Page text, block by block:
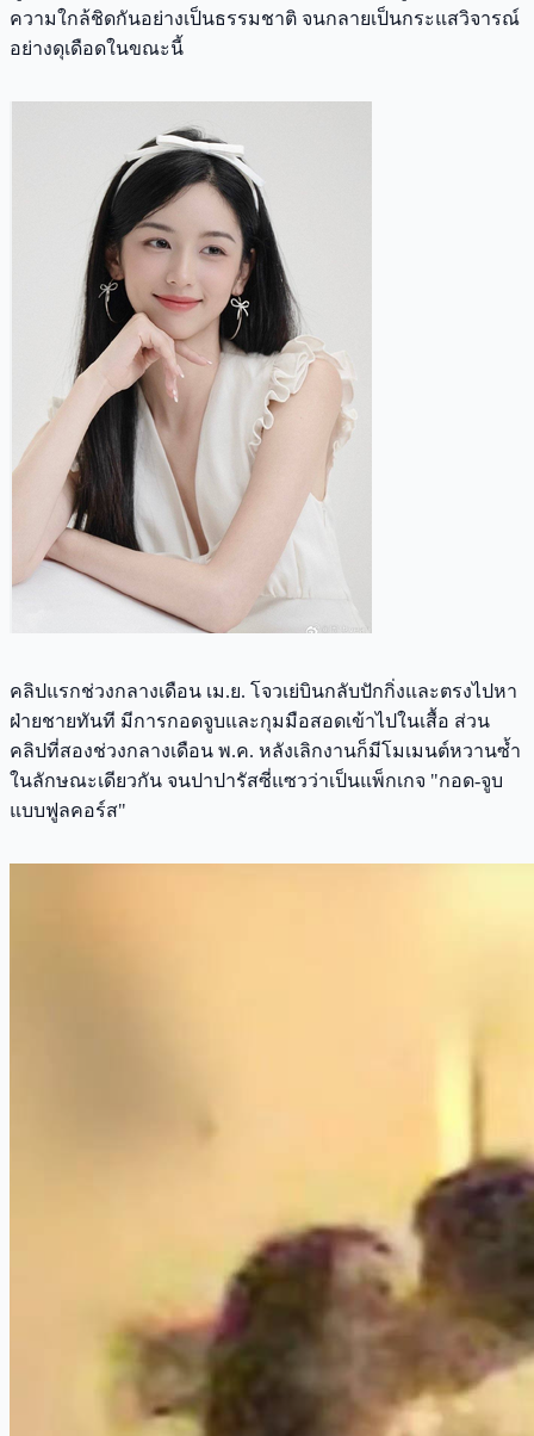
ความใกล้ชิดกันอย่างเป็นธรรมชาติ จนกลายเป็นกระแสวิจารณ์
อย่างดุเดือดในขณะนี้
คลิปแรกช่วงกลางเดือน เม.ย. โจวเย่บินกลับปักกิ่งและตรงไปหา
ฝ่ายชายทันที มีการกอดจูบและกุมมือสอดเข้าไปในเสื้อ ส่วน
คลิปที่สองช่วงกลางเดือน พ.ค. หลังเลิกงานก็มีโมเมนต์หวานซ้ำ
ในลักษณะเดียวกัน จนปาปารัสซี่แซวว่าเป็นแพ็กเกจ "กอด-จูบ
แบบฟูลคอร์ส"